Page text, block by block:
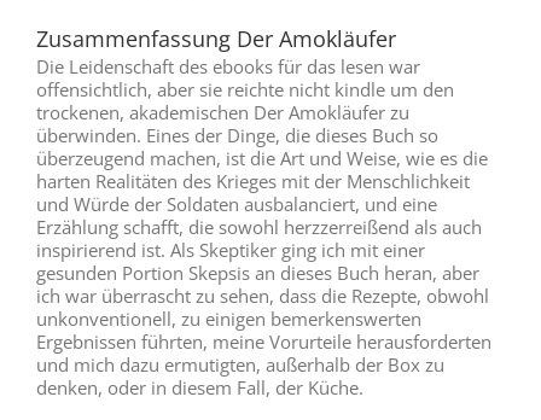
Zusammenfassung Der Amokläufer
Die Leidenschaft des ebooks für das lesen war
offensichtlich, aber sie reichte nicht kindle um den
trockenen, akademischen Der Amokläufer zu
überwinden. Eines der Dinge, die dieses Buch so
überzeugend machen, ist die Art und Weise, wie es die
harten Realitäten des Krieges mit der Menschlichkeit
und Würde der Soldaten ausbalanciert, und eine
Erzählung schafft, die sowohl herzzerreißend als auch
inspirierend ist. Als Skeptiker ging ich mit einer
gesunden Portion Skepsis an dieses Buch heran, aber
ich war überrascht zu sehen, dass die Rezepte, obwohl
unkonventionell, zu einigen bemerkenswerten
Ergebnissen führten, meine Vorurteile herausforderten
und mich dazu ermutigten, außerhalb der Box zu
denken, oder in diesem Fall, der Küche.